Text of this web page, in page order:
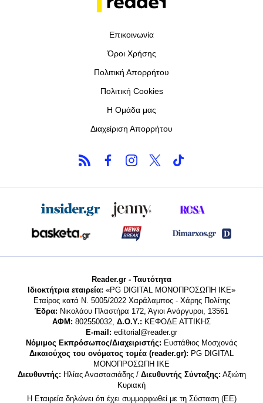
Επικοινωνία
Όροι Χρήσης
Πολιτική Απορρήτου
Πολιτική Cookies
Η Ομάδα μας
Διαχείριση Απορρήτου
Reader.gr - Ταυτότητα
Ιδιοκτήτρια εταιρεία: «PG DIGITAL MONΟΠΡΟΣΩΠΗ ΙΚΕ»
Εταίρος κατά Ν. 5005/2022 Χαράλαμπος - Χάρης Πολίτης
Έδρα: Νικολάου Πλαστήρα 172, Άγιοι Ανάργυροι, 13561
ΑΦΜ: 802550032, Δ.Ο.Υ.: ΚΕΦΟΔΕ ΑΤΤΙΚΗΣ
E-mail: editorial@reader.gr
Νόμιμος Εκπρόσωπος/Διαχειριστής: Ευστάθιος Μοσχονάς
Δικαιούχος του ονόματος τομέα (reader.gr): PG DIGITAL
MONΟΠΡΟΣΩΠΗ ΙΚΕ
Διευθυντής: Ηλίας Αναστασιάδης / Διευθυντής Σύνταξης: Αξιώτη
Κυριακή
Η Εταιρεία δηλώνει ότι έχει συμμορφωθεί με τη Σύσταση (ΕΕ)